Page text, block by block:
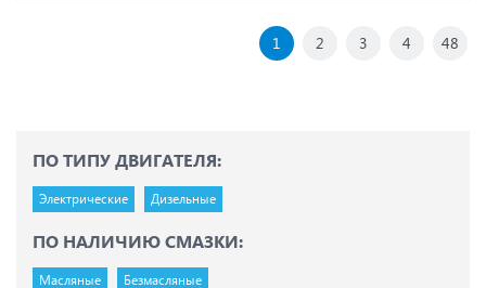
1 2 3 4 48
ПО ТИПУ ДВИГАТЕЛЯ:
Электрические Дизельные
ПО НАЛИЧИЮ СМАЗКИ:
Масляные Безмасляные